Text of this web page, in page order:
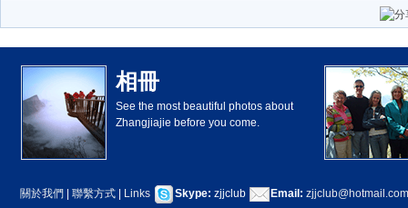
相冊
See the most beautiful photos about
Zhangjiajie before you come.
關於我們 聯繫方式 Links Skype: zjjclub Email: zjjclub@hotmail.com